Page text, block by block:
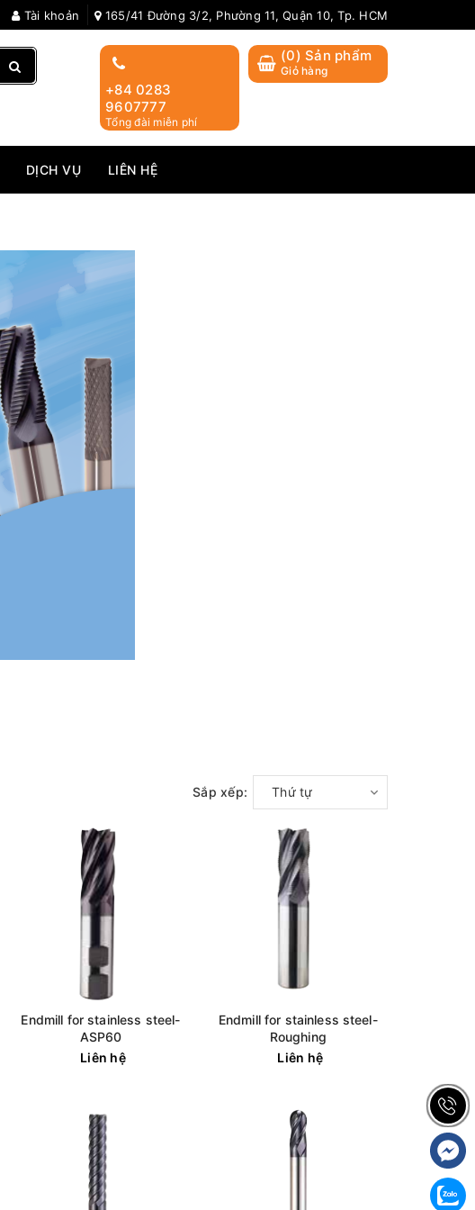
Tài khoản 165/41 Đường 3/2, Phường 11, Quận 10, Tp. HCM
(0) Sản phẩm
Giỏ hàng
+84 0283
9607777
Tổng đài miễn phí
DỊCH VỤ LIÊN HỆ
Sắp xếp: Thứ tự
Endmill for stainless steel-
ASP60
Liên hệ
Endmill for stainless steel-
Roughing
Liên hệ